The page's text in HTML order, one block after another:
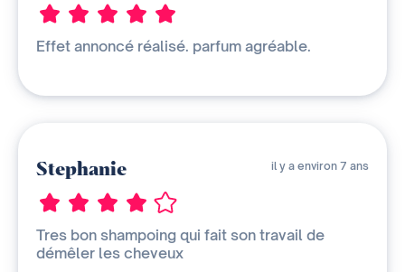
Effet annoncé réalisé. parfum agréable.
Stephanie il y a environ 7 ans
Tres bon shampoing qui fait son travail de
démêler les cheveux